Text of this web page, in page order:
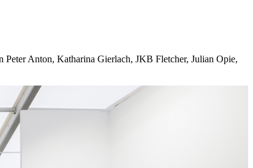
Peter Anton, Katharina Gierlach, JKB Fletcher, Julian Opie,